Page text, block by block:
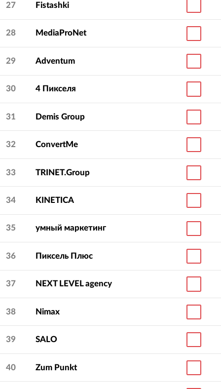
27 Fistashki
28 MediaProNet
29 Adventum
30 4 Пикселя
31 Demis Group
32 ConvertMe
33 TRINET.Group
34 KINETICA
35 умный маркетинг
36 Пиксель Плюс
37 NEXT LEVEL agency
38 Nimax
39 SALO
40 Zum Punkt